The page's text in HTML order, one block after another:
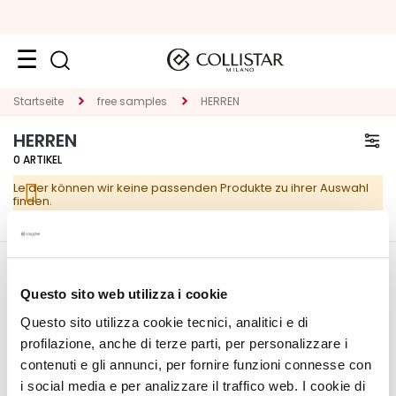
Questo sito web utilizza i cookie
Questo sito utilizza cookie tecnici, analitici e di
profilazione, anche di terze parti, per personalizzare i
contenuti e gli annunci, per fornire funzioni connesse con
i social media e per analizzare il traffico web. I cookie di
Neuheiten
Gesicht
K
A
T
G
R
S
p
Startseite free samples HERREN
HERREN
0 ARTIKEL
Leider können wir keine passenden Produkte zu ihrer Auswahl
finden.
Über uns
Kontakt
Erklärung zur
Barrierefreiheit
Kontoinformationen
Adressbuch
Meine Bestellungen
Meine Wunschliste